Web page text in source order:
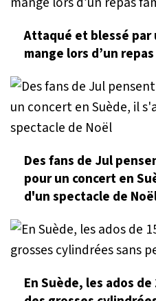
Attaqué et blessé
mange lors d’un
Des fans de Jul
pour un concert en
d'un spectacle de
En Suède, les ados